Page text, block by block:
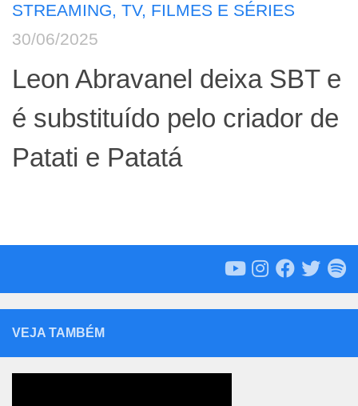
STREAMING, TV, FILMES E SÉRIES
30/06/2025
Leon Abravanel deixa SBT e
é substituído pelo criador de
Patati e Patatá
VEJA TAMBÉM